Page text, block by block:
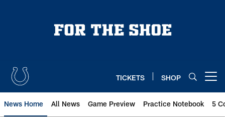
TICKETS SHOP
News Home All News Game Preview Practice Notebook 5